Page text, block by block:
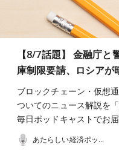
【8/7話題】 金融庁
庫制限要請、ロシア
ブロックチェーン・仮想
ついてのニュース解説を
毎日ポッドキャストでお
あたらしい経済ポッドキャスト